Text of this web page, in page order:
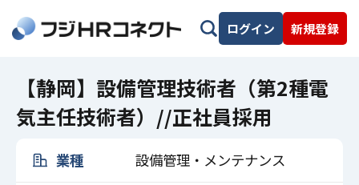
ログイン 新規登録
【静岡】設備管理技術者（第2種電
気主任技術者）//正社員採用
業種 設備管理・メンテナンス